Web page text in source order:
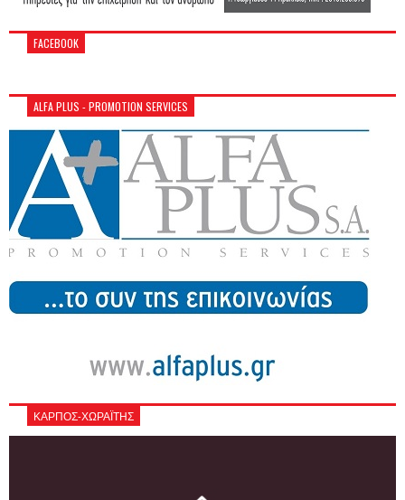
FACEBOOK
ALFA PLUS - PROMOTION SERVICES
ΚΑΡΠΟΣ-ΧΩΡΑΪΤΗΣ